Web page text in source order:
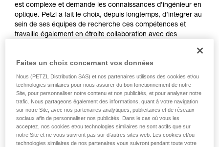
est complexe et demande les connaissances d’ingénieur en
optique. Petzl à fait le choix, depuis longtemps, d’intégrer au
sein de ses équipes de recherche ces compétences et
travaille également en étroite collaboration avec des
Lampes Petzl :
Faites un choix concernant vos données
Nous (PETZL Distribution SAS) et nos partenaires utilisons des cookies et/ou
technologies similaires pour nous assurer du bon fonctionnement de notre
Site, pour personnaliser notre contenu et nos publicités, et pour analyser notre
trafic. Nous partageons également des informations, quant à votre navigation
sur notre Site, avec nos partenaires analytiques, publicitaires et de réseaux
sociaux afin de personnaliser nos publicités. Dans le cas où vous les
acceptez, nos cookies et/ou technologies similaires ne sont actifs que sur
notre Site et ne vous suivront pas sur d’autres sites web. Les cookies et/ou
technologies similaires de nos partenaires vous suivront pendant toute votre